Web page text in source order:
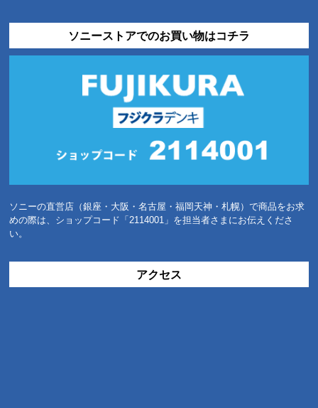
ソニーストアでのお買い物はコチラ
ソニーの直営店（銀座・大阪・名古屋・福岡天神・札幌）で商品をお求
めの際は、ショップコード「2114001」を担当者さまにお伝えくださ
い。
アクセス